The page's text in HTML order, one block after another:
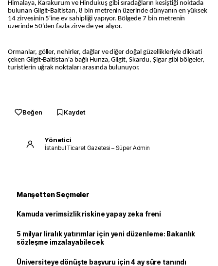
Himalaya, Karakurum ve Hindukuş gibi sıradağların kesiştiği noktada
bulunan Gilgit-Baltistan, 8 bin metrenin üzerinde dünyanın en yüksek
14 zirvesinin 5'ine ev sahipliği yapıyor. Bölgede 7 bin metrenin
üzerinde 50'den fazla zirve de yer alıyor.
Ormanlar, göller, nehirler, dağlar ve diğer doğal güzellikleriyle dikkati
çeken Gilgit-Baltistan'a bağlı Hunza, Gilgit, Skardu, Şigar gibi bölgeler,
turistlerin uğrak noktaları arasında bulunuyor.
Beğen Kaydet
Yönetici
İstanbul Ticaret Gazetesi – Süper Admin
Manşetten Seçmeler
Kamuda verimsizlik riskine yapay zeka freni
5 milyar liralık yatırımlar için yeni düzenleme: Bakanlık
sözleşme imzalayabilecek
Üniversiteye dönüşte başvuru için 4 ay süre tanındı